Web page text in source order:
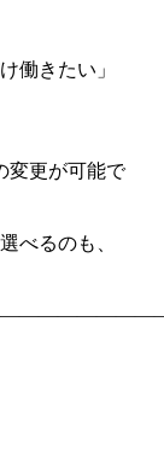
働きたい」
変更が可能で
べるのも、